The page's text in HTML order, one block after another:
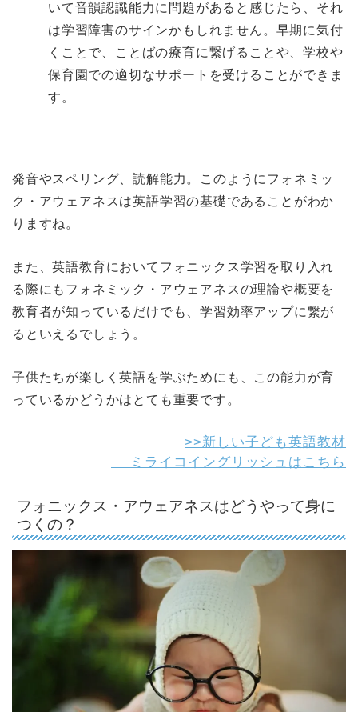
いて音韻認識能力に問題があると感じたら、それ
は学習障害のサインかもしれません。早期に気付
くことで、ことばの療育に繋げることや、学校や
保育園での適切なサポートを受けることができま
す。
発音やスペリング、読解能力。
このようにフォネミッ
ク・アウェアネスは英語学習の基礎であることがわか
りますね。
また、英語教育においてフォニックス学習を取り入れ
る際にもフォネミック・アウェアネスの理論や概要を
教育者が知っているだけでも、学習効率アップに繋が
るといえるでしょう。
子供たちが楽しく英語を学ぶためにも、この能力が育
っているかどうかはとても重要です。
>>新しい子ども英語教材
ミライコイングリッシュはこちら
フォニックス・アウェアネスはどうやって身に
つくの？